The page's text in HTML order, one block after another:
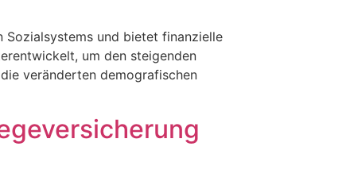
Sozialsystems und bietet finanzielle
um den steigenden
veränderten demografischen